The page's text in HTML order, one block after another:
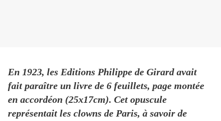
En 1923, les Editions Philippe de Girard avait
fait paraître un livre de 6 feuillets, page montée
en accordéon (25x17cm). Cet opuscule
représentait les clowns de Paris, à savoir de